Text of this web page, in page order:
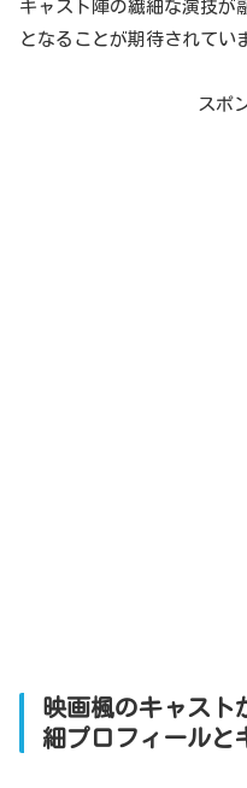
キャスト陣の繊細な演技が
となることが期待されてい
スポ
映画楓のキャスト
細プロフィールと